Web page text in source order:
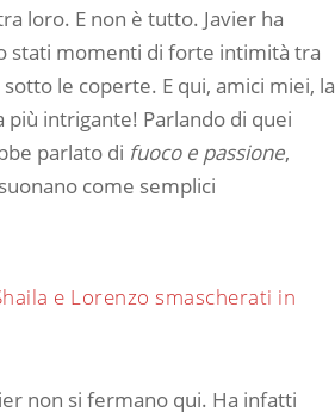
loro. E non è tutto. Javier ha
stati momenti di forte intimità tra
le coperte. E qui, amici miei, la
più intrigante! Parlando di quei
parlato di fuoco e passione,
come semplici
e Lorenzo smascherati in
non si fermano qui. Ha infatti